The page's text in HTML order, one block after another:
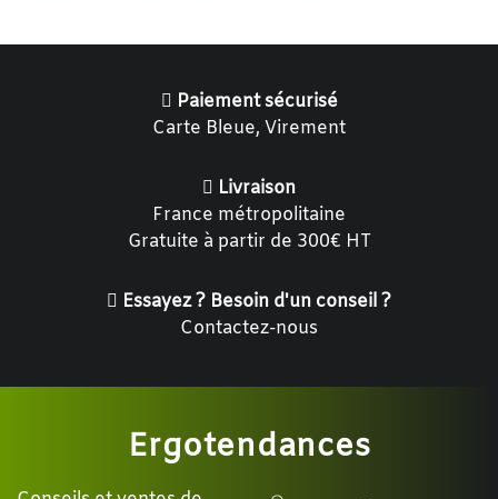
Paiement sécurisé
Carte Bleue, Virement
Livraison
France métropolitaine
Gratuite à partir de 300€ HT
Essayez ? Besoin d'un conseil ?
Contactez-nous
Ergotendances